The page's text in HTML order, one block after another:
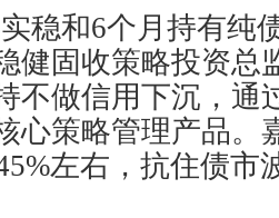
稳和6个月持有纯
健固收策略投资总
不做信用下沉，通
心策略管理产品。
左右，抗住债市